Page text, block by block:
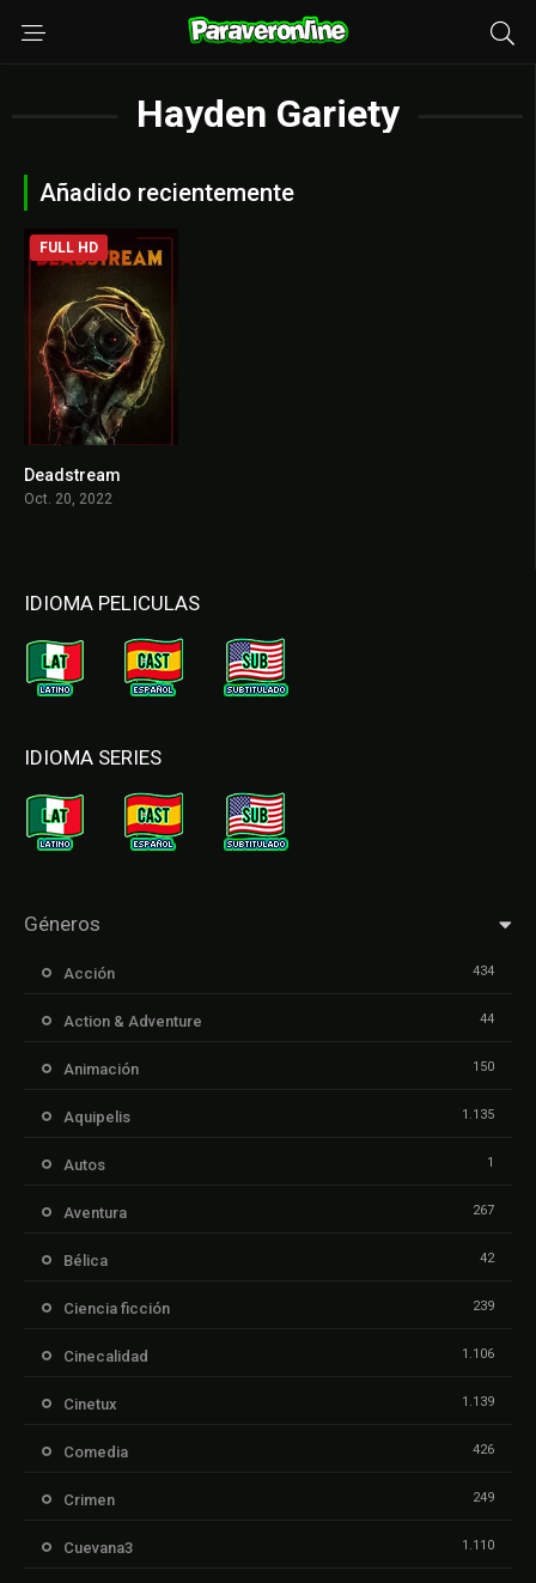
Hayden Gariety
Añadido recientemente
FULL HD
Deadstream
Oct. 20, 2022
IDIOMA PELICULAS
IDIOMA SERIES
Géneros
Acción 434
Action & Adventure 44
Animación 150
Aquipelis 1.135
Autos 1
Aventura 267
Bélica 42
Ciencia ficción 239
Cinecalidad 1.106
Cinetux 1.139
Comedia 426
Crimen 249
Cuevana3 1.110